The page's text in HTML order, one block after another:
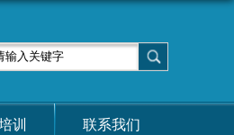
训 联系我们